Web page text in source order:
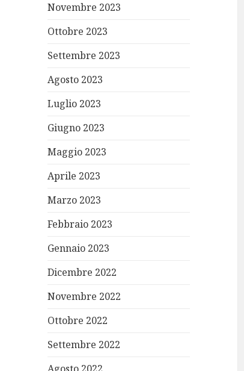
Novembre 2023
Ottobre 2023
Settembre 2023
Agosto 2023
Luglio 2023
Giugno 2023
Maggio 2023
Aprile 2023
Marzo 2023
Febbraio 2023
Gennaio 2023
Dicembre 2022
Novembre 2022
Ottobre 2022
Settembre 2022